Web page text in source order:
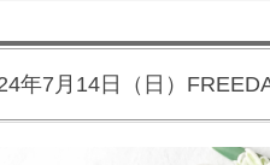
年7月14日（日）